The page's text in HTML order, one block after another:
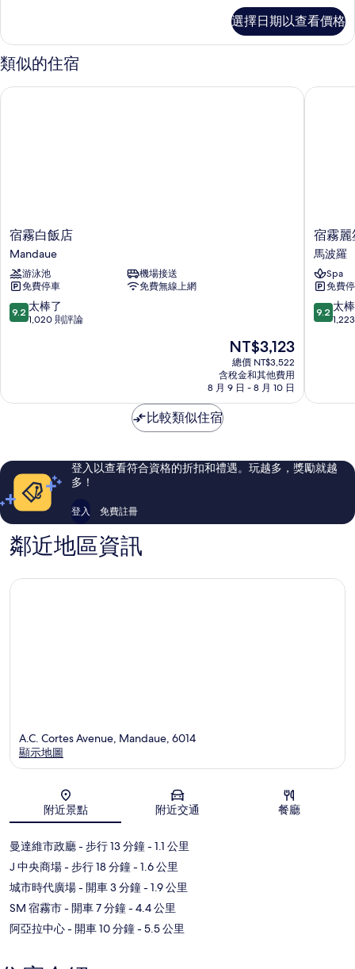
的
所
有
相
2
張
單
床
選擇日期以查看價格
類似的住宿
宿
霧
白
飯
店
Mandaue
宿霧白飯店
Mandaue
游泳池
機場接送
免費停車
免費無線上網
9.2
分，
棒
評
論
9.2 太棒了
1,020 則評論
現
在
價
格
為
NT$3,123
總價 NT$3,522
含稅金和其他費用
8 月 9 日 - 8 月 10 日
宿霧白飯店
宿
霧
麗
笙
酒
店
馬
宿霧麗
馬波羅
Spa
免費
9.2
分，
棒
評
論
9.2 太
宿霧麗
比較類似住宿
登入以查看符合資格的折扣和禮遇。玩越多，獎勵就越
多！
登入 免費註冊
鄰近地區資訊
地圖
A.C. Cortes Avenue, Mandaue, 6014
顯示地圖
附近景點 附近交通 餐廳
曼達維市政廳- 步行 13 分鐘- 1.1 公里
J 中央商場- 步行 18 分鐘- 1.6 公里
城市時代廣場- 開車 3 分鐘- 1.9 公里
SM 宿霧市- 開車 7 分鐘- 4.4 公里
阿亞拉中心- 開車 10 分鐘- 5.5 公里